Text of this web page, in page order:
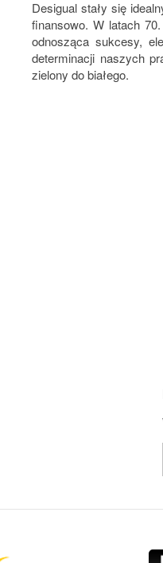
Desigual stały się
finansowo. W latach
odnosząca sukcesy,
determinacji naszych
zielony do białego.